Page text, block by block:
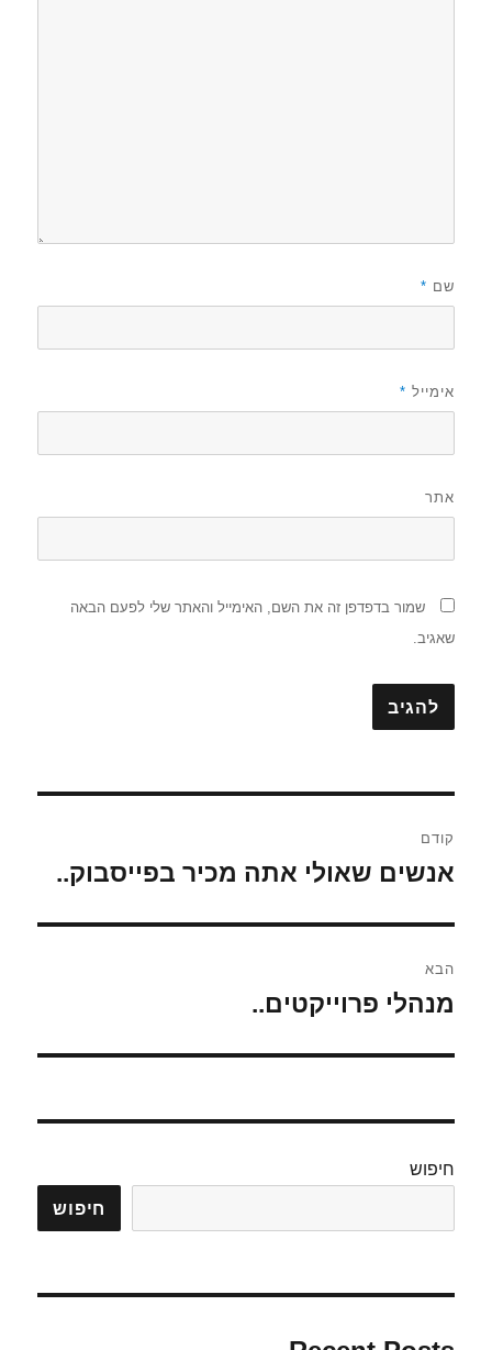
שם *
אימייל *
אתר
שמור בדפדפן זה את השם, האימייל והאתר שלי לפעם הבאה
שאגיב.
קודם
הפוסט
אנשים שאולי אתה מכיר בפייסבוק..
הבא
הפוסט
מנהלי פרוייקטים..
חיפוש
חיפוש